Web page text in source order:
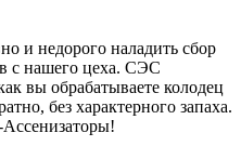
и недорого наладить сбор
с нашего цеха. СЭС
вы обрабатываете колодец
без характерного запаха.
Ассенизаторы!